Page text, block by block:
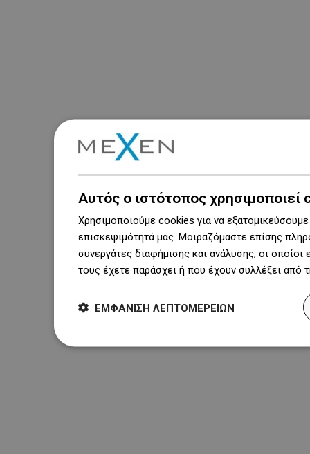
Αυτός ο ιστότοπος χρησιμοποιεί
Χρησιμοποιούμε cookies για να
επισκεψιμότητά μας. Μοιραζόμαστε επίσης
συνεργάτες διαφήμισης και ανάλυσης, οι
τους έχετε παράσχει ή που έχουν συλλέξει
ΕΜΦΆΝΙΣΗ ΛΕΠΤΟΜΕΡΕΙΏΝ